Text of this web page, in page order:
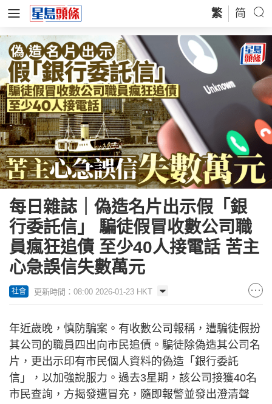
繁 简
每日雜誌｜偽造名片出示假「銀
行委託信」 騙徒假冒收數公司職
員瘋狂追債 至少40人接電話 苦主
心急誤信失數萬元
社會 更新時間：08:00 2026-01-23 HKT
年近歲晚，慎防騙案。有收數公司報稱，遭騙徒假扮
其公司的職員四出向市民追債。騙徒除偽造其公司名
片，更出示印有市民個人資料的偽造「銀行委託
信」，以加強說服力。過去3星期，該公司接獲40名
市民查詢，方揭發遭冒充，隨即報警並發出澄清聲